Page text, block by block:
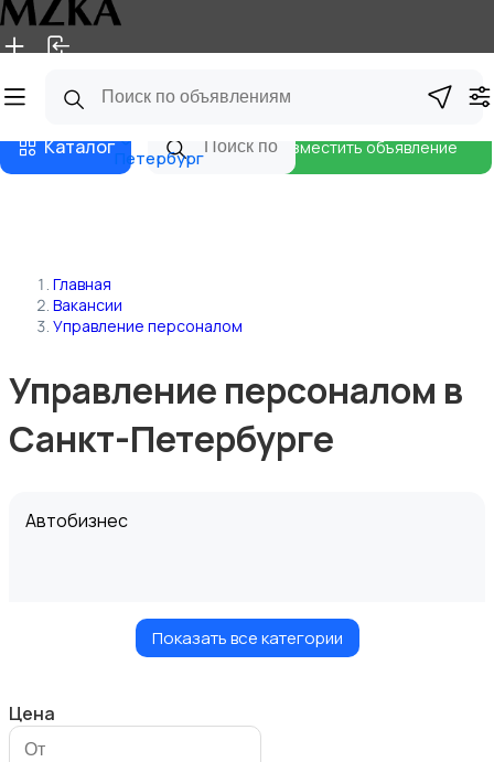
Главная Магазины
КаталогПетербург
Разместить объявление
Главная
Вакансии
Управление персоналом
Управление персоналом в
Санкт-Петербурге
Автобизнес
Показать все категории
Цена